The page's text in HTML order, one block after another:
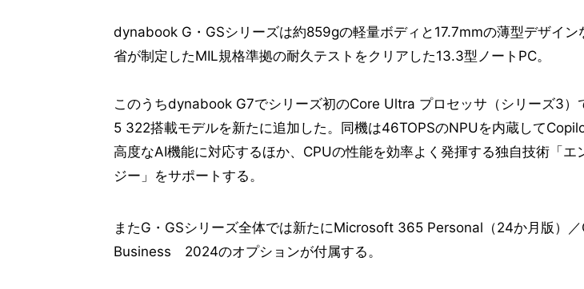
dynabook G・GSシリーズは約859gの軽量ボディと17.7mmの薄型デザイン
省が制定したMIL規格準拠の耐久テストをクリアした13.3型ノートPC。
このうちdynabook G7でシリーズ初のCore Ultra プロセッサ（シリーズ3）
5 322搭載モデルを新たに追加した。同機は46TOPSのNPUを内蔵して
高度なAI機能に対応するほか、CPUの性能を効率よく発揮する独自技術「エ
ジー」をサポートする。
またG・GSシリーズ全体では新たにMicrosoft 365 Personal（24か月版）
Business 2024のオプションが付属する。